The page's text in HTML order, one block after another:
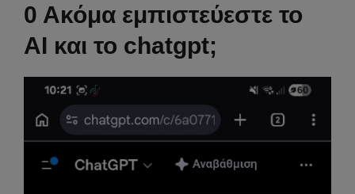
0 Ακόμα εμπιστεύεστε το
AI και το chatgpt;